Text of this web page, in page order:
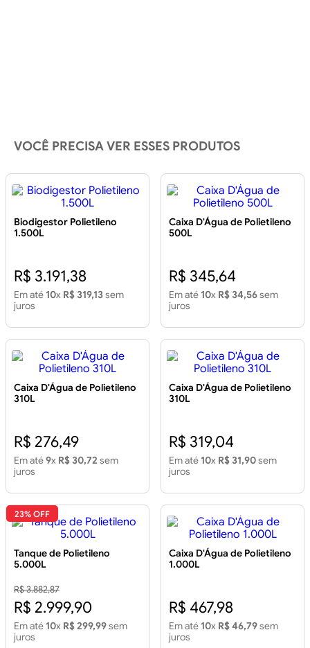
VOCÊ PRECISA VER ESSES PRODUTOS
Biodigestor Polietileno
1.500L
R$ 3.191,38
Em até 10x R$ 319,13sem
juros
Caixa D'Água de Polietileno
500L
R$ 345,64
Em até 10x R$ 34,56sem
juros
Caixa D'Água de Polietileno
310L
R$ 276,49
Em até9x R$ 30,72 sem
juros
Caixa D'Água de Polietileno
310L
R$ 319,04
Em até 10x R$ 31,90sem
juros
23% OFF
Tanque de Polietileno
5.000L
R$ 3.882,87
R$ 2.999,90
Em até 10x R$ 299,99sem
juros
Caixa D'Água de Polietileno
1.000L
R$ 467,98
Em até 10x R$ 46,79sem
juros